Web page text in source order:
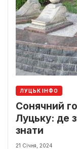
ЛУЦЬК ІНФО
Сонячний
Луцьку: де
знати
21 Січня, 2024